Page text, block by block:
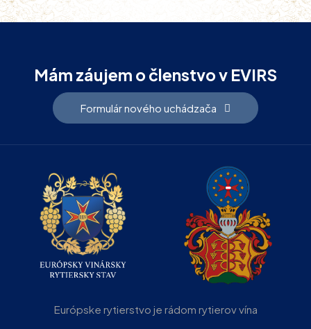
Mám záujem o členstvo v EVIRS
Formulár nového uchádzača
Európske rytierstvo je rádom rytierov vína